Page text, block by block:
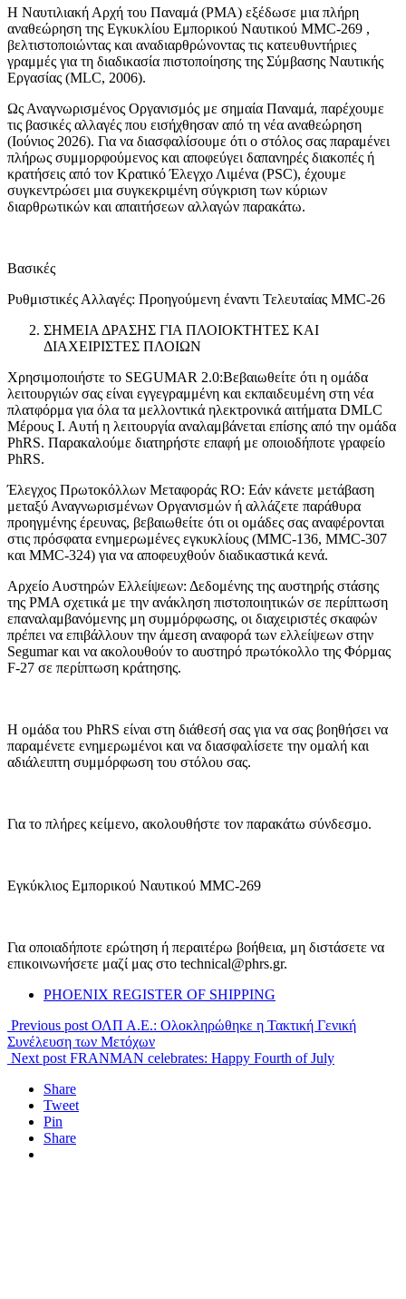
Η Ναυτιλιακή Αρχή του Παναμά (PMA) εξέδωσε μια πλήρη
αναθεώρηση της Εγκυκλίου Εμπορικού Ναυτικού MMC-269 ,
βελτιστοποιώντας και αναδιαρθρώνοντας τις κατευθυντήριες
γραμμές για τη διαδικασία πιστοποίησης της Σύμβασης Ναυτικής
Εργασίας (MLC, 2006).
Ως Αναγνωρισμένος Οργανισμός με σημαία Παναμά, παρέχουμε
τις βασικές αλλαγές που εισήχθησαν από τη νέα αναθεώρηση
(Ιούνιος 2026). Για να διασφαλίσουμε ότι ο στόλος σας παραμένει
πλήρως συμμορφούμενος και αποφεύγει δαπανηρές διακοπές ή
κρατήσεις από τον Κρατικό Έλεγχο Λιμένα (PSC), έχουμε
συγκεντρώσει μια συγκεκριμένη σύγκριση των κύριων
διαρθρωτικών και απαιτήσεων αλλαγών παρακάτω.
Βασικές
Ρυθμιστικές Αλλαγές: Προηγούμενη έναντι Τελευταίας MMC-26
ΣΗΜΕΙΑ ΔΡΑΣΗΣ ΓΙΑ ΠΛΟΙΟΚΤΗΤΕΣ ΚΑΙ
ΔΙΑΧΕΙΡΙΣΤΕΣ ΠΛΟΙΩΝ
Χρησιμοποιήστε το SEGUMAR 2.0:Βεβαιωθείτε ότι η ομάδα
λειτουργιών σας είναι εγγεγραμμένη και εκπαιδευμένη στη νέα
πλατφόρμα για όλα τα μελλοντικά ηλεκτρονικά αιτήματα DMLC
Μέρους Ι. Αυτή η λειτουργία αναλαμβάνεται επίσης από την ομάδα
PhRS. Παρακαλούμε διατηρήστε επαφή με οποιοδήποτε γραφείο
PhRS.
Έλεγχος Πρωτοκόλλων Μεταφοράς RO: Εάν κάνετε μετάβαση
μεταξύ Αναγνωρισμένων Οργανισμών ή αλλάζετε παράθυρα
προηγμένης έρευνας, βεβαιωθείτε ότι οι ομάδες σας αναφέρονται
στις πρόσφατα ενημερωμένες εγκυκλίους (MMC-136, MMC-307
και MMC-324) για να αποφευχθούν διαδικαστικά κενά.
Αρχείο Αυστηρών Ελλείψεων: Δεδομένης της αυστηρής στάσης
της PMA σχετικά με την ανάκληση πιστοποιητικών σε περίπτωση
επαναλαμβανόμενης μη συμμόρφωσης, οι διαχειριστές σκαφών
πρέπει να επιβάλλουν την άμεση αναφορά των ελλείψεων στην
Segumar και να ακολουθούν το αυστηρό πρωτόκολλο της Φόρμας
F-27 σε περίπτωση κράτησης.
Η ομάδα του PhRS είναι στη διάθεσή σας για να σας βοηθήσει να
παραμένετε ενημερωμένοι και να διασφαλίσετε την ομαλή και
αδιάλειπτη συμμόρφωση του στόλου σας.
Για το πλήρες κείμενο, ακολουθήστε τον παρακάτω σύνδεσμο.
Εγκύκλιος Εμπορικού Ναυτικού MMC-269
Για οποιαδήποτε ερώτηση ή περαιτέρω βοήθεια, μη διστάσετε να
επικοινωνήσετε μαζί μας στο technical@phrs.gr.
PHOENIX REGISTER OF SHIPPING
Previous post ΟΛΠ Α.Ε.: Ολοκληρώθηκε η Τακτική Γενική
Συνέλευση των Μετόχων
Next post FRANMAN celebrates: Happy Fourth of July
Share
Tweet
Pin
Share